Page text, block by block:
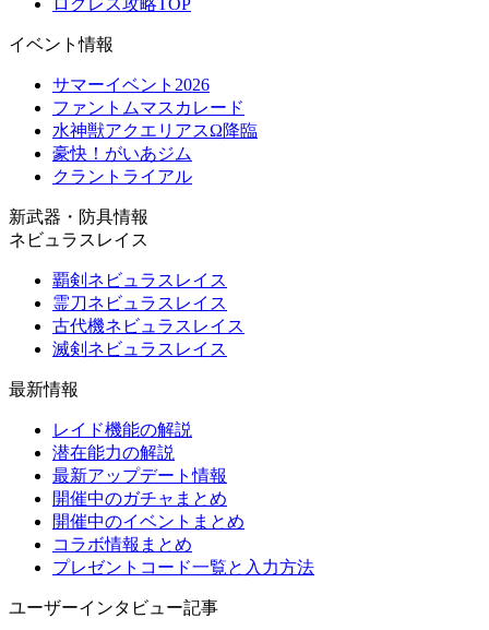
ログレス攻略TOP
イベント情報
サマーイベント2026
ファントムマスカレード
水神獣アクエリアスΩ降臨
豪快！がいあジム
クラントライアル
新武器・防具情報
ネビュラスレイス
覇剣ネビュラスレイス
霊刀ネビュラスレイス
古代機ネビュラスレイス
滅剣ネビュラスレイス
最新情報
レイド機能の解説
潜在能力の解説
最新アップデート情報
開催中のガチャまとめ
開催中のイベントまとめ
コラボ情報まとめ
プレゼントコード一覧と入力方法
ユーザーインタビュー記事